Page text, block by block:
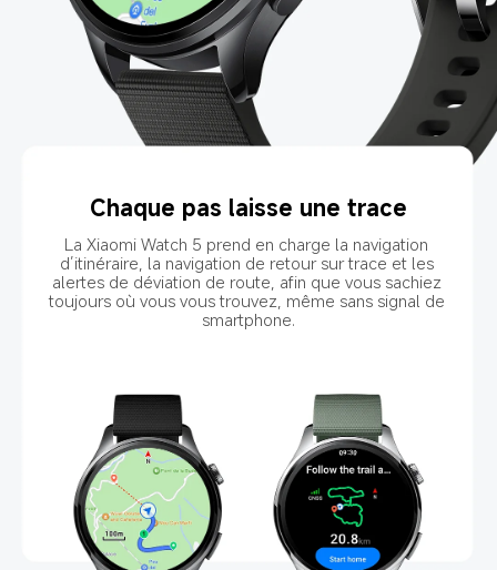
Chaque pas laisse une trace
La Xiaomi Watch 5 prend en charge la navigation
d’itinéraire, la navigation de retour sur trace et les
alertes de déviation de route, afin que vous sachiez
toujours où vous vous trouvez, même sans signal de
smartphone.